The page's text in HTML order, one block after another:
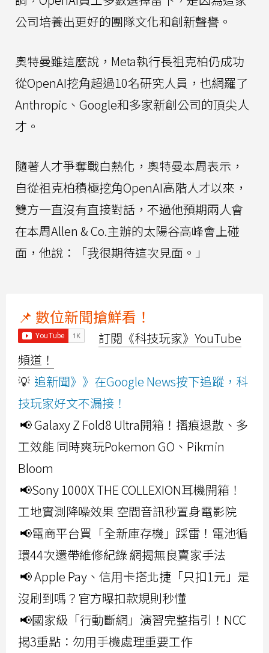
公司培養出更好的團隊文化和創新聲譽。
奧特曼雖這麼說，Meta執行長祖克柏仍成功
從OpenAI挖角超過10名研究人員，也網羅了
Anthropic、Google和多家新創公司的頂尖人
才。
隨著人才爭奪戰白熱化，奧特曼本周表示，
自從祖克柏積極挖角OpenAI高階人才以來，
雙方一直沒有直接對話，不過他預期兩人會
在本周Allen & Co.主辦的太陽谷高峰會上碰
面，他說：「我很期待這次見面。」
📌 數位新聞搶鮮看！
訂閱《科技玩家》YouTube
頻道！
💡 追新聞》》在Google News按下追蹤，科
技玩家好文不漏接！
📢 Galaxy Z Fold8 Ultra開箱！摺痕退散、多
工效能 同時爽玩Pokemon GO、Pikmin
Bloom
📢Sony 1000X THE COLLEXION耳機開箱！
工地實測降噪效果 空間音訊秒置身電影院
📢電商平台買「全新庫存機」踩雷！電池循
環44次還帶維修紀錄 網揭無良賣家手法
📢 Apple Pay、信用卡搭北捷「只扣1元」是
沒刷到嗎？官方曝扣款規則秒懂
📢國家級「行動斷網」演習完整指引！NCC
揭3重點：勿用手機處理重要工作